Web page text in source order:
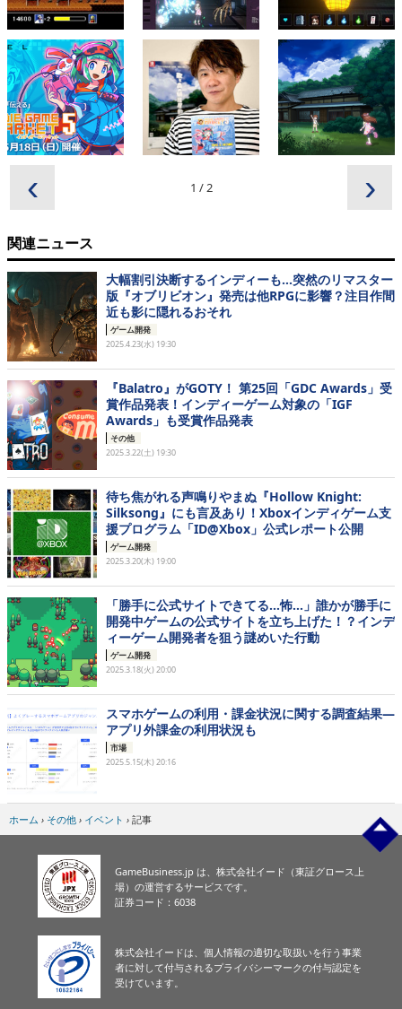
1 /2
‹ ›
関連ニュース
大幅割引決断するインディーも…突然のリマスター
版『オブリビオン』発売は他RPGに影響？注目作間
近も影に隠れるおそれ
ゲーム開発
2025.4.23(水) 19:30
『Balatro』がGOTY！ 第25回「GDC Awards」受
賞作品発表！インディーゲーム対象の「IGF
Awards」も受賞作品発表
その他
2025.3.22(土) 19:30
待ち焦がれる声鳴りやまぬ『Hollow Knight:
Silksong』にも言及あり！Xboxインディゲーム支
援プログラム「ID@Xbox」公式レポート公開
ゲーム開発
2025.3.20(木) 19:00
「勝手に公式サイトできてる…怖…」誰かが勝手に
開発中ゲームの公式サイトを立ち上げた！？インデ
ィーゲーム開発者を狙う謎めいた行動
ゲーム開発
2025.3.18(火) 20:00
スマホゲームの利用・課金状況に関する調査結果―
アプリ外課金の利用状況も
市場
2025.5.15(木) 20:16
ホーム › その他 › イベント › 記事
GameBusiness.jp は、株式会社イード（東証グロース上
場）の運営するサービスです。
証券コード：6038
株式会社イードは、個人情報の適切な取扱いを行う事業
者に対して付与されるプライバシーマークの付与認定を
受けています。